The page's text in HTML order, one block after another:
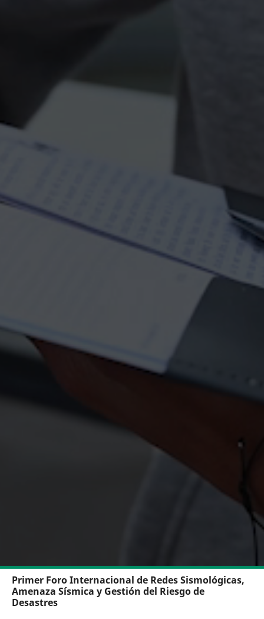
Primer Foro Internacional de Redes Sismológicas,
Amenaza Sísmica y Gestión del Riesgo de
Desastres